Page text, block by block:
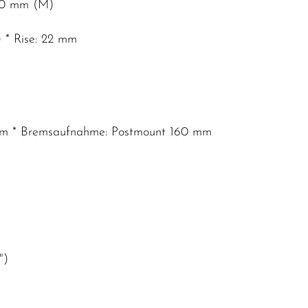
mm (M)
Rise: 22 mm
* Bremsaufnahme: Postmount 160 mm